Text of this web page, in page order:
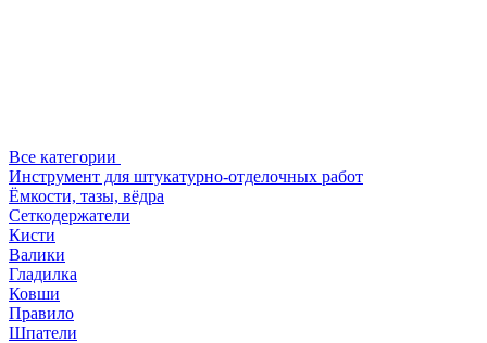
Все категории
Инструмент для штукатурно-отделочных работ
Ёмкости, тазы, вёдра
Сеткодержатели
Кисти
Валики
Гладилка
Ковши
Правило
Шпатели